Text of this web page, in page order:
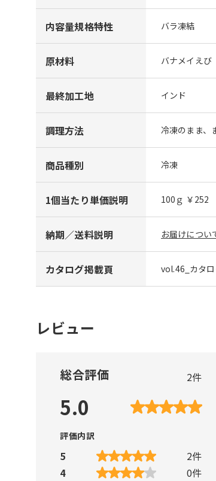
内容量規格特性 バラ凍結
原材料 バナメイえび
最終加工地 インド
調理方法 冷凍のまま、
商品種別 冷凍
1個当たり単価説明 100ｇ ￥252
納期／送料説明 お届けについ
カタログ掲載頁 vol.46_カタ
レビュー
総合評価 2件
5.0
評価内訳
5 2件
4
0件